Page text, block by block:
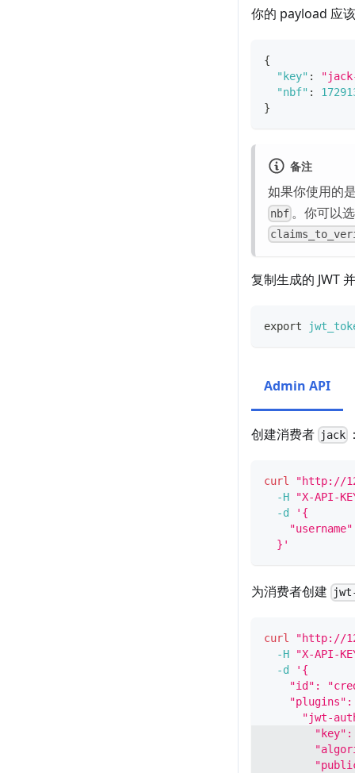
你的 payload 应
{
"key" :
"nbf" :
}
备注
如果你使用的
nbf 。你可以
复制生成的 JWT
export
Admin API
创建消费者 jack
curl
"http://
-H
"X-API-
-d
'{
  }'
为消费者创建
curl
"http://
-H
"X-API-
-d
'{
"id":
"plugins":
"jwt-